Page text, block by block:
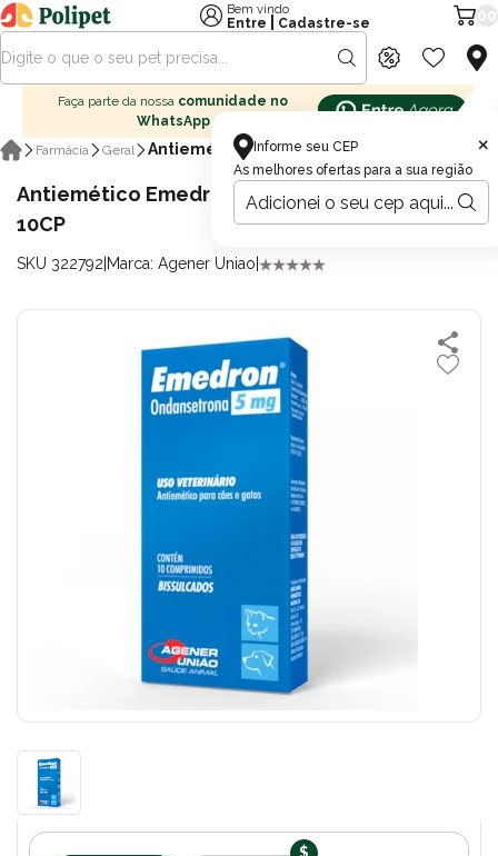
Informe seu CEP
As melhores ofertas para a sua região
×
Bem vindo
Entre
Cadastre-se
Faça parte da nossa comunidade no
WhatsApp
Farmácia
Geral Antieméticos
Antiemético Emedron para Cães e Gatos 5mg
10CP
SKU 322792 Marca: Agener Uniao